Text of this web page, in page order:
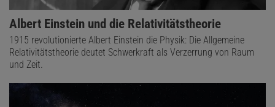
Albert Einstein und die Relativitätstheorie
1915 revolutionierte Albert Einstein die Physik: Die Allgemeine
Relativitätstheorie deutet Schwerkraft als Verzerrung von Raum
und Zeit.